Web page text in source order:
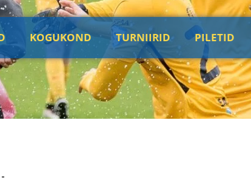
KOGUKOND TURNIIRID PILETID
-